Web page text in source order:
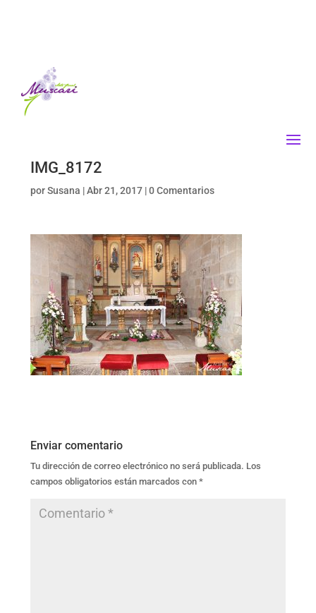
IMG_8172
porSusana |Abr 21, 2017|0 Comentarios
Enviar comentario
Tu dirección de correo electrónico no será publicada. Los
campos obligatorios están marcados con *